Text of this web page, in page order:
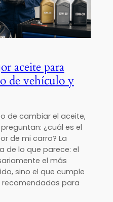
aceite para
de vehículo y
de cambiar el aceite,
¿cuál es el
de mi carro? La
de lo que parece: el
el más
sino el que cumple
para